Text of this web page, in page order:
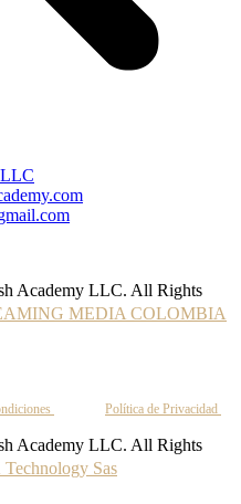
LLC
Academy LLC. All Rights
MEDIA COLOMBIA
Política de Privacidad
Academy LLC. All Rights
Sas